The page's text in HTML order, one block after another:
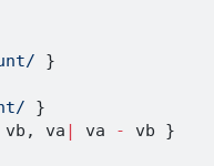
}
}
vb , va | va - vb }